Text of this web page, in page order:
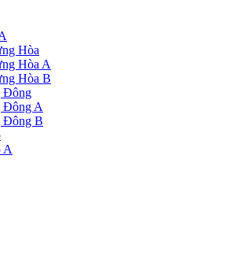
Hòa
Hòa A
Hòa B
Đông
Đông A
Đông B
A